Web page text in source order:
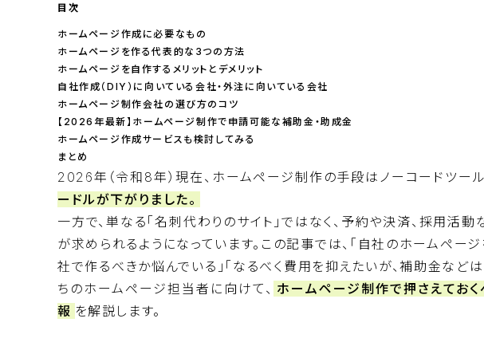
目次
ホームページ作成に必要なもの
ホームページを作る代表的な3つの方法
ホームページを自作するメリットとデメリット
自社作成（DIY）に向いている会社・外注に向いている会社
ホームページ制作会社の選び方のコツ
【2026年最新】ホームページ制作で申請可能な補助金・助成金
ホームページ作成サービスも検討してみる
まとめ
2026年（令和8年）現在、ホームページ制作の手段はノーコードツー
ードルが下がりました。
一方で、単なる「名刺代わりのサイト」ではなく、予約や決済、採用活動
が求められるようになっています。この記事では、「自社のホームペー
社で作るべきか悩んでいる」「なるべく費用を抑えたいが、補助金など
ちのホームページ担当者に向けて、 ホームページ制作で押さえておく
報 を解説します。